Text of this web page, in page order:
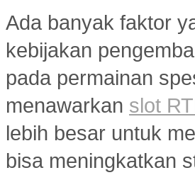
Ada banyak faktor
kebijakan
pada permainan
menawarkan slot
lebih besar untuk
bisa meningkatkan